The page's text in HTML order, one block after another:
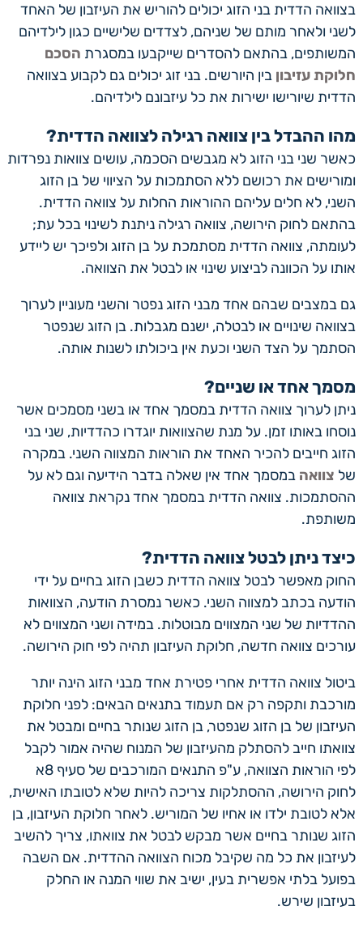
בצוואה הדדית בני הזוג יכולים להוריש את העיזבון של האחד
לשני ולאחר מותם של שניהם, לצדדים שלישיים כגון לילדיהם
המשותפים, בהתאם להסדרים שייקבעו במסגרת הסכם
חלוקת עזיבון בין היורשים. בני זוג יכולים גם לקבוע בצוואה
הדדית שיורישו ישירות את כל עיזבונם לילדיהם.
מהו ההבדל בין צוואה רגילה לצוואה הדדית?
כאשר שני בני הזוג לא מגבשים הסכמה, עושים צוואות נפרדות
ומורישים את רכושם ללא הסתמכות על הציווי של בן הזוג
השני, לא חלים עליהם ההוראות החלות על צוואה הדדית.
בהתאם לחוק הירושה, צוואה רגילה ניתנת לשינוי בכל עת;
לעומתה, צוואה הדדית מסתמכת על בן הזוג ולפיכך יש ליידע
אותו על הכוונה לביצוע שינוי או לבטל את הצוואה.
גם במצבים שבהם אחד מבני הזוג נפטר והשני מעוניין לערוך
בצוואה שינויים או לבטלה, ישנם מגבלות. בן הזוג שנפטר
הסתמך על הצד השני וכעת אין ביכולתו לשנות אותה.
מסמך אחד או שניים?
ניתן לערוך צוואה הדדית במסמך אחד או בשני מסמכים אשר
נוסחו באותו זמן. על מנת שהצוואות יוגדרו כהדדיות, שני בני
הזוג חייבים להכיר האחד את הוראות המצווה השני. במקרה
של צוואה במסמך אחד אין שאלה בדבר הידיעה וגם לא על
ההסתמכות. צוואה הדדית במסמך אחד נקראת צוואה
משותפת.
כיצד ניתן לבטל צוואה הדדית?
החוק מאפשר לבטל צוואה הדדית כשבן הזוג בחיים על ידי
הודעה בכתב למצווה השני. כאשר נמסרת הודעה, הצוואות
ההדדיות של שני המצווים מבוטלות. במידה ושני המצווים לא
עורכים צוואה חדשה, חלוקת העיזבון תהיה לפי חוק הירושה.
ביטול צוואה הדדית אחרי פטירת אחד מבני הזוג הינה יותר
מורכבת ותקפה רק אם תעמוד בתנאים הבאים: לפני חלוקת
העיזבון של בן הזוג שנפטר, בן הזוג שנותר בחיים ומבטל את
צוואתו חייב להסתלק מהעיזבון של המנוח שהיה אמור לקבל
לפי הוראות הצוואה, ע"פ התנאים המורכבים של סעיף 8א
לחוק הירושה, ההסתלקות צריכה להיות שלא לטובתו האישית,
אלא לטובת ילדו או אחיו של המוריש. לאחר חלוקת העיזבון, בן
הזוג שנותר בחיים אשר מבקש לבטל את צוואתו, צריך להשיב
לעיזבון את כל מה שקיבל מכוח הצוואה ההדדית. אם השבה
בפועל בלתי אפשרית בעין, ישיב את שווי המנה או החלק
בעיזבון שירש.